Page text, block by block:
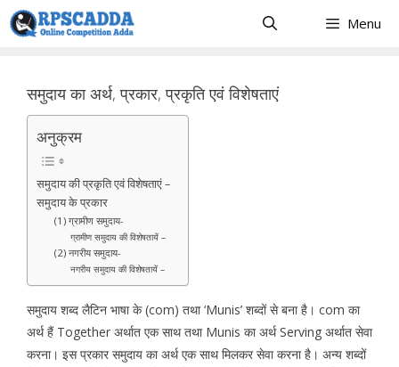
Skip
to
Menu
समुदाय का अर्थ, प्रकार, प्रकृति एवं विशेषताएं
अनुक्रम
समुदाय की प्रकृति एवं विशेषताएं –
समुदाय के प्रकार
(1) ग्रामीण समुदाय-
ग्रामीण समुदाय की विशेषतायें –
(2) नगरीय समुदाय-
नगरीय समुदाय की विशेषतायें –
समुदाय शब्द लैटिन भाषा के (com) तथा ‘Munis’ शब्दों से बना है। com का
अर्थ हैं Together अर्थात एक साथ तथा Munis का अर्थ Serving अर्थात सेवा
करना। इस प्रकार समुदाय का अर्थ एक साथ मिलकर सेवा करना है। अन्य शब्दों